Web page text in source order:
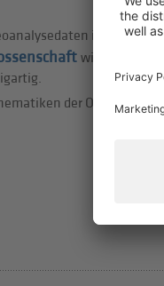
in
wie z.B.
der Orts- und